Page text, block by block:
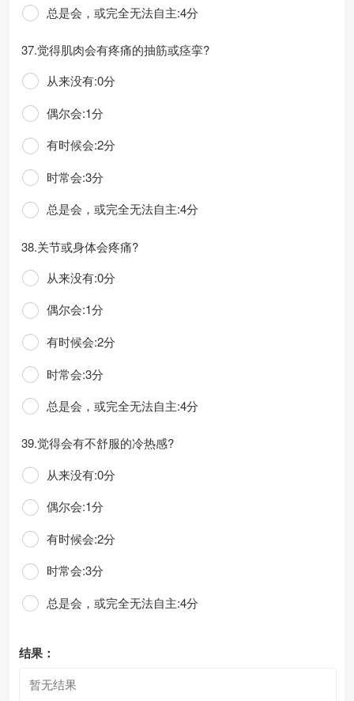
总是会，或完全无法自主:4分
37.觉得肌肉会有疼痛的抽筋或痉挛?
从来没有:0分
偶尔会:1分
有时候会:2分
时常会:3分
总是会，或完全无法自主:4分
38.关节或身体会疼痛?
从来没有:0分
偶尔会:1分
有时候会:2分
时常会:3分
总是会，或完全无法自主:4分
39.觉得会有不舒服的冷热感?
从来没有:0分
偶尔会:1分
有时候会:2分
时常会:3分
总是会，或完全无法自主:4分
结果：